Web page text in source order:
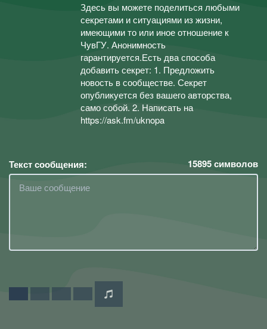
Здесь вы можете поделиться любыми
секретами и ситуациями из жизни,
имеющими то или иное отношение к
ЧувГУ. Анонимность
гарантируется.Есть два способа
добавить секрет: 1. Предложить
новость в сообществе. Секрет
опубликуется без вашего авторства,
само собой. 2. Написать на
https://ask.fm/uknopa
Текст сообщения: 15895символов